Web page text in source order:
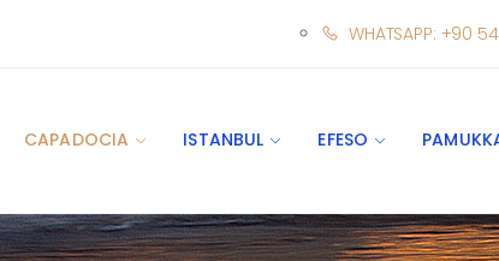
WHATSAPP: +90
CAPADOCIA ISTANBUL EFESO